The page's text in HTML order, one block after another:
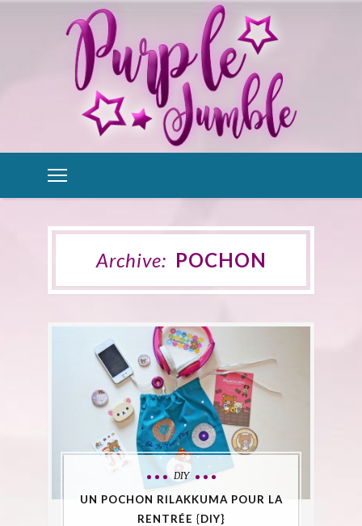
Archive: POCHON
DIY
UN POCHON RILAKKUMA POUR LA
RENTRÉE {DIY}